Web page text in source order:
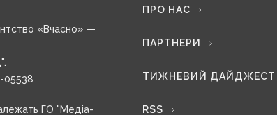
«Вчасно» —
05538
ГО "Медіа-
ПРО НАС
ПАРТНЕРИ
ТИЖНЕВИЙ ДАЙДЖЕСТ
RSS